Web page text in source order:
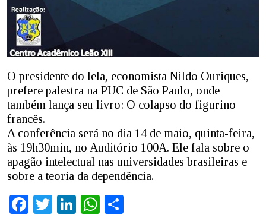
O presidente do Iela, economista Nildo Ouriques,
prefere palestra na PUC de São Paulo, onde
também lança seu livro: O colapso do figurino
francês.
A conferência será no dia 14 de maio, quinta-feira,
às 19h30min, no Auditório 100A. Ele fala sobre o
apagão intelectual nas universidades brasileiras e
sobre a teoria da dependência.
Facebook
TwitterLinkedInWhatsApp